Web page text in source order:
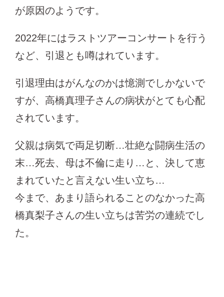
が原因のようです。
2022年にはラストツアーコンサートを行う
など、引退とも噂はれています。
引退理由はがんなのかは憶測でしかないで
すが、高橋真理子さんの病状がとても心配
されています。
父親は病気で両足切断…壮絶な闘病生活の
末…死去、母は不倫に走り…と、決して恵
まれていたと言えない生い立ち…
今まで、あまり語られることのなかった高
橋真梨子さんの生い立ちは苦労の連続でし
た。